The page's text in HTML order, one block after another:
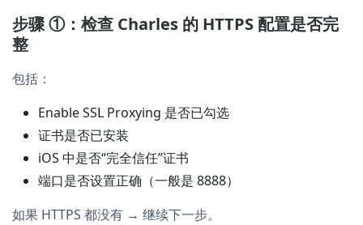
步骤 ①：检查 Charles 的 HTTPS 配置是否完
整
包括：
Enable SSL Proxying 是否已勾选
证书是否已安装
iOS 中是否“完全信任”证书
端口是否设置正确（一般是 8888）
如果 HTTPS 都没有 → 继续下一步。